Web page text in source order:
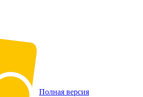
Полная версия